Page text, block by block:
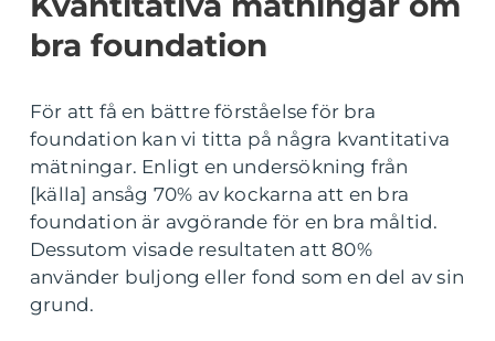
bra foundation
För att få en bättre förståelse för bra
foundation kan vi titta på några kvantitativa
mätningar. Enligt en undersökning från
[källa] ansåg 70% av kockarna att en bra
foundation är avgörande för en bra måltid.
Dessutom visade resultaten att 80%
använder buljong eller fond som en del av sin
grund.